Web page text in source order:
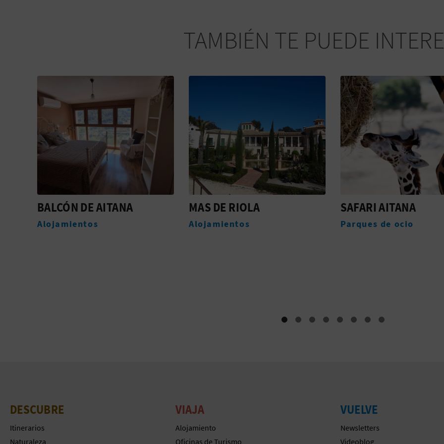
TAMBIÉN TE PUEDE
MAS DE RIOLA
Alojamientos
SAFARI AITANA
Parques de ocio
LA ESCONDIDA
Alojamientos
DESCUBRE
Itinerarios
Naturaleza
VIAJA
Alojamiento
Oficinas de Turismo
VUELVE
Newsletters
Videoblog